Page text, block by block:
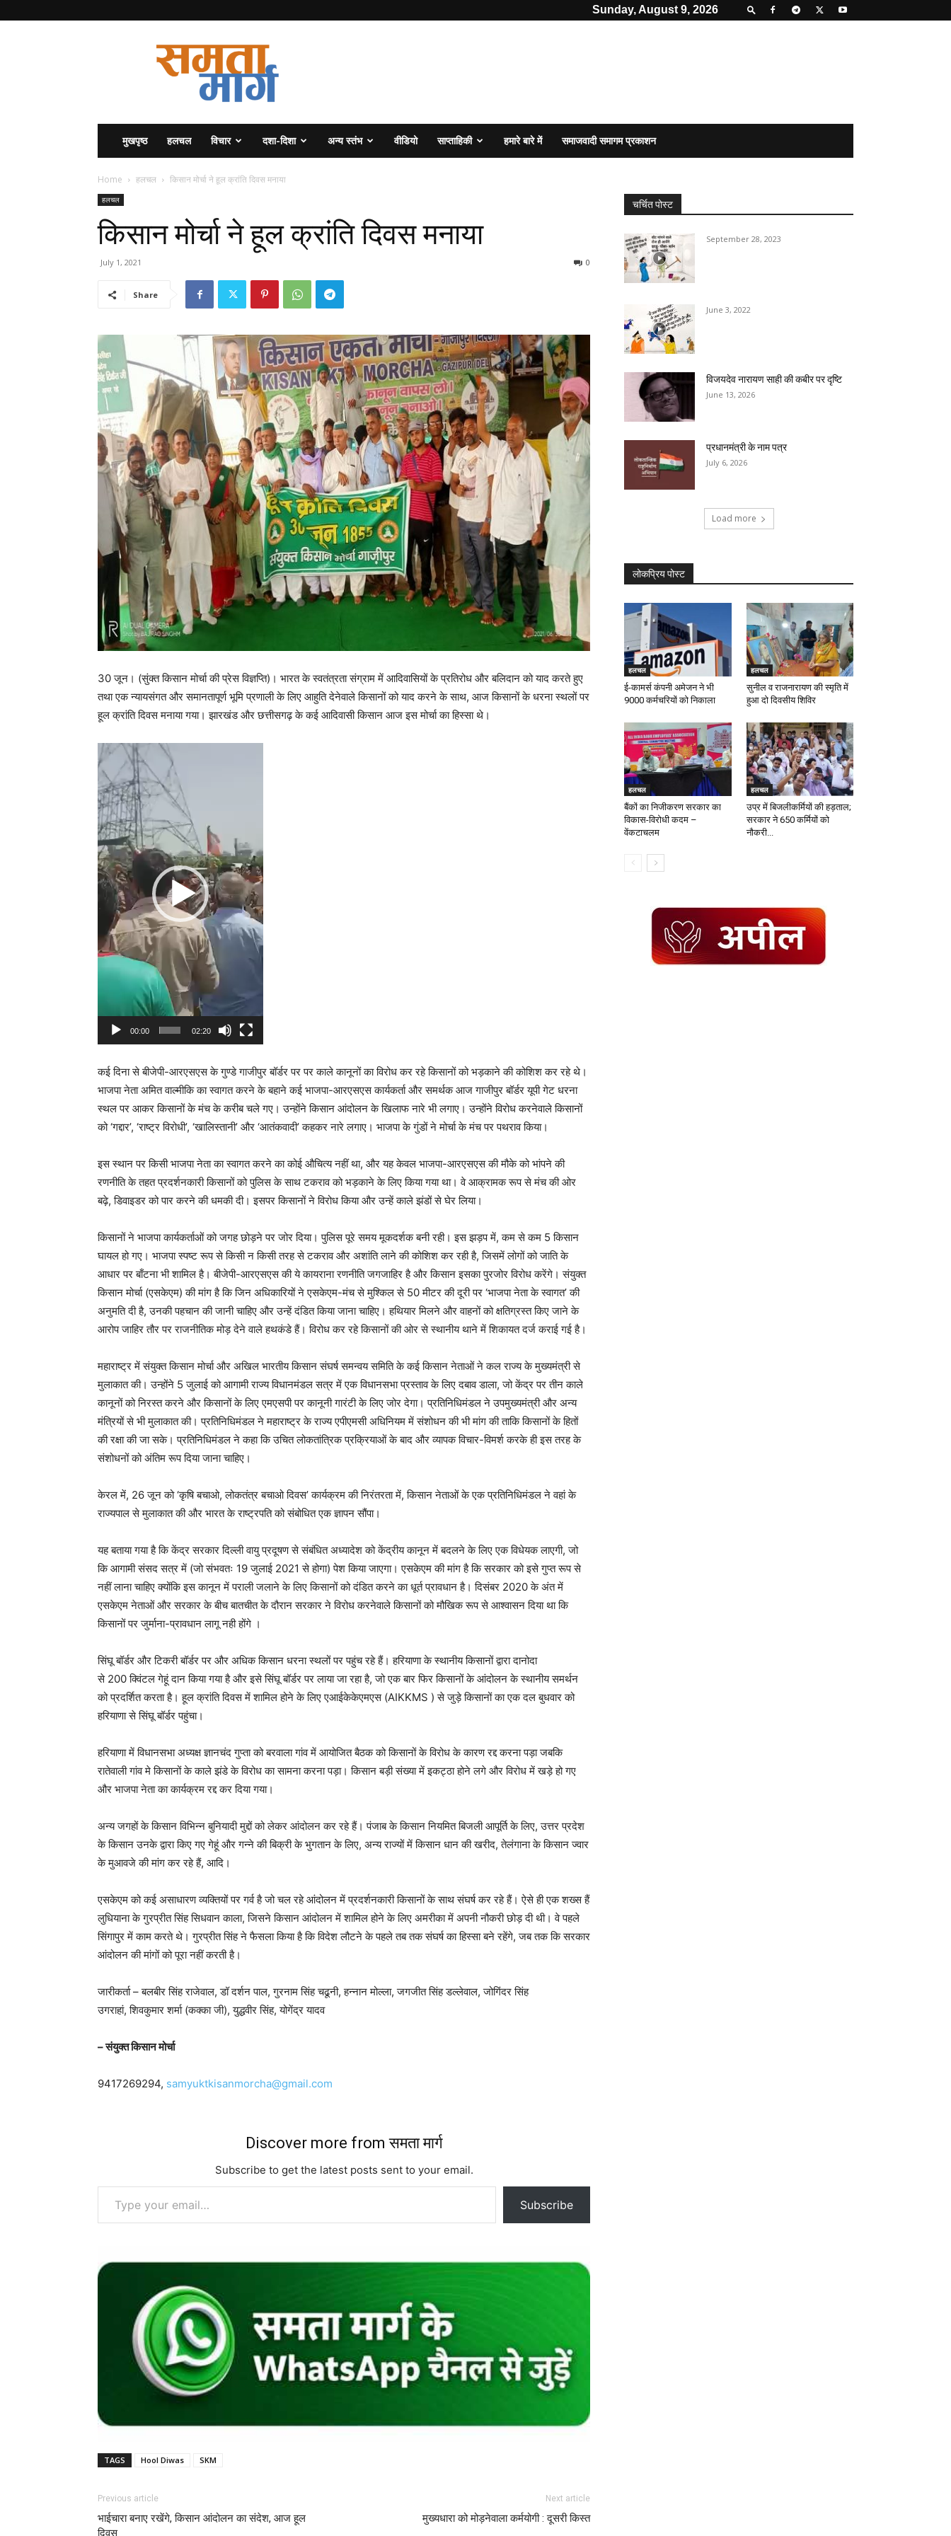
Sunday, August 9, 2026
मुखपृष्ठ हलचल विचार दशा-दिशा अन्य स्तंभ वीडियो साप्ताहिकी हमारे बारे में समाजवादी समागम प्रकाशन
Home हलचल किसान मोर्चा ने हूल क्रांति दिवस मनाया
हलचल
किसान मोर्चा ने हूल क्रांति दिवस मनाया
July 1, 2021 0
Share
30 जून। (सुंक्त किसान मोर्चा की प्रेस विज्ञप्ति)। भारत के स्वतंत्रता संग्राम में आदिवासियों के प्रतिरोध और बलिदान को याद करते हुए
तथा एक न्यायसंगत और समानतापूर्ण भूमि प्रणाली के लिए आहुति देनेवाले किसानों को याद करने के साथ, आज किसानों के धरना स्थलों पर
हूल क्रांति दिवस मनाया गया। झारखंड और छत्तीसगढ़ के कई आदिवासी किसान आज इस मोर्चा का हिस्सा थे।
Video
Player
00:00 02:20
कई दिना से बीजेपी-आरएसएस के गुण्डे गाजीपुर बॉर्डर पर पर काले कानूनों का विरोध कर रहे किसानों को भड़काने की कोशिश कर रहे थे।
भाजपा नेता अमित वाल्मीकि का स्वागत करने के बहाने कई भाजपा-आरएसएस कार्यकर्ता और समर्थक आज गाजीपुर बॉर्डर यूपी गेट धरना
स्थल पर आकर किसानों के मंच के करीब चले गए। उन्होंने किसान आंदोलन के खिलाफ नारे भी लगाए। उन्होंने विरोध करनेवाले किसानों
को ‘गद्दार’, ‘राष्ट्र विरोधी’, ‘खालिस्तानी’ और ‘आतंकवादी’ कहकर नारे लगाए। भाजपा के गुंडों ने मोर्चा के मंच पर पथराव किया।
इस स्थान पर किसी भाजपा नेता का स्वागत करने का कोई औचित्य नहीं था, और यह केवल भाजपा-आरएसएस की मौके को भांपने की
रणनीति के तहत प्रदर्शनकारी किसानों को पुलिस के साथ टकराव को भड़काने के लिए किया गया था। वे आक्रामक रूप से मंच की ओर
बढ़े, डिवाइडर को पार करने की धमकी दी। इसपर किसानों ने विरोध किया और उन्हें काले झंडों से घेर लिया।
किसानों ने भाजपा कार्यकर्ताओं को जगह छोड़ने पर जोर दिया। पुलिस पूरे समय मूकदर्शक बनी रही। इस झड़प में, कम से कम 5 किसान
घायल हो गए। भाजपा स्पष्ट रूप से किसी न किसी तरह से टकराव और अशांति लाने की कोशिश कर रही है, जिसमें लोगों को जाति के
आधार पर बाँटना भी शामिल है। बीजेपी-आरएसएस की ये कायराना रणनीति जगजाहिर है और किसान इसका पुरजोर विरोध करेंगे। संयुक्त
किसान मोर्चा (एसकेएम) की मांग है कि जिन अधिकारियों ने एसकेएम-मंच से मुश्किल से 50 मीटर की दूरी पर ‘भाजपा नेता के स्वागत’ की
अनुमति दी है, उनकी पहचान की जानी चाहिए और उन्हें दंडित किया जाना चाहिए। हथियार मिलने और वाहनों को क्षतिग्रस्त किए जाने के
आरोप जाहिर तौर पर राजनीतिक मोड़ देने वाले हथकंडे हैं। विरोध कर रहे किसानों की ओर से स्थानीय थाने में शिकायत दर्ज कराई गई है।
महाराष्ट्र में संयुक्त किसान मोर्चा और अखिल भारतीय किसान संघर्ष समन्वय समिति के कई किसान नेताओं ने कल राज्य के मुख्यमंत्री से
मुलाकात की। उन्होंने 5 जुलाई को आगामी राज्य विधानमंडल सत्र में एक विधानसभा प्रस्ताव के लिए दबाव डाला, जो केंद्र पर तीन काले
कानूनों को निरस्त करने और किसानों के लिए एमएसपी पर कानूनी गारंटी के लिए जोर देगा। प्रतिनिधिमंडल ने उपमुख्यमंत्री और अन्य
मंत्रियों से भी मुलाकात की। प्रतिनिधिमंडल ने महाराष्ट्र के राज्य एपीएमसी अधिनियम में संशोधन की भी मांग की ताकि किसानों के हितों
की रक्षा की जा सके। प्रतिनिधिमंडल ने कहा कि उचित लोकतांत्रिक प्रक्रियाओं के बाद और व्यापक विचार-विमर्श करके ही इस तरह के
संशोधनों को अंतिम रूप दिया जाना चाहिए।
केरल में, 26 जून को ‘कृषि बचाओ, लोकतंत्र बचाओ दिवस’ कार्यक्रम की निरंतरता में, किसान नेताओं के एक प्रतिनिधिमंडल ने वहां के
राज्यपाल से मुलाकात की और भारत के राष्ट्रपति को संबोधित एक ज्ञापन सौंपा।
यह बताया गया है कि केंद्र सरकार दिल्ली वायु प्रदूषण से संबंधित अध्यादेश को केंद्रीय कानून में बदलने के लिए एक विधेयक लाएगी, जो
कि आगामी संसद सत्र में (जो संभवतः 19 जुलाई 2021 से होगा) पेश किया जाएगा। एसकेएम की मांग है कि सरकार को इसे गुप्त रूप से
नहीं लाना चाहिए क्योंकि इस कानून में पराली जलाने के लिए किसानों को दंडित करने का धूर्त प्रावधान है। दिसंबर 2020 के अंत में
एसकेएम नेताओं और सरकार के बीच बातचीत के दौरान सरकार ने विरोध करनेवाले किसानों को मौखिक रूप से आश्वासन दिया था कि
किसानों पर जुर्माना-प्रावधान लागू नही होंगे ।
सिंघू बॉर्डर और टिकरी बॉर्डर पर और अधिक किसान धरना स्थलों पर पहुंच रहे हैं। हरियाणा के स्थानीय किसानों द्वारा दानोदा
से 200 क्विंटल गेहूं दान किया गया है और इसे सिंघू बॉर्डर पर लाया जा रहा है, जो एक बार फिर किसानों के आंदोलन के स्थानीय समर्थन
को प्रदर्शित करता है। हूल क्रांति दिवस में शामिल होने के लिए एआईकेकेएमएस (AIKKMS ) से जुड़े किसानों का एक दल बुधवार को
हरियाणा से सिंघू बॉर्डर पहुंचा।
हरियाणा में विधानसभा अध्यक्ष ज्ञानचंद गुप्ता को बरवाला गांव में आयोजित बैठक को किसानों के विरोध के कारण रद्द करना पड़ा जबकि
रातेवाली गांव मे किसानों के काले झंडे के विरोध का सामना करना पड़ा। किसान बड़ी संख्या में इकट्ठा होने लगे और विरोध में खड़े हो गए
और भाजपा नेता का कार्यक्रम रद्द कर दिया गया।
अन्य जगहों के किसान विभिन्न बुनियादी मुद्दों को लेकर आंदोलन कर रहे हैं। पंजाब के किसान नियमित बिजली आपूर्ति के लिए, उत्तर प्रदेश
के किसान उनके द्वारा किए गए गेहूं और गन्ने की बिक्री के भुगतान के लिए, अन्य राज्यों में किसान धान की खरीद, तेलंगाना के किसान ज्वार
के मुआवजे की मांग कर रहे हैं, आदि।
एसकेएम को कई असाधारण व्यक्तियों पर गर्व है जो चल रहे आंदोलन में प्रदर्शनकारी किसानों के साथ संघर्ष कर रहे हैं। ऐसे ही एक शख्स हैं
लुधियाना के गुरप्रीत सिंह सिधवान काला, जिसने किसान आंदोलन में शामिल होने के लिए अमरीका में अपनी नौकरी छोड़ दी थी। वे पहले
सिंगापुर में काम करते थे। गुरप्रीत सिंह ने फैसला किया है कि विदेश लौटने के पहले तब तक संघर्ष का हिस्सा बने रहेंगे, जब तक कि सरकार
आंदोलन की मांगों को पूरा नहीं करती है।
जारीकर्ता – बलबीर सिंह राजेवाल, डॉ दर्शन पाल, गुरनाम सिंह चढूनी, हन्नान मोल्ला, जगजीत सिंह डल्लेवाल, जोगिंदर सिंह
उगराहां, शिवकुमार शर्मा (कक्का जी), युद्धवीर सिंह, योगेंद्र यादव
– संयुक्त किसान मोर्चा
9417269294, samyuktkisanmorcha@gmail.com
Discover more from समता मार्ग
Subscribe to get the latest posts sent to your email.
Type your email…
Subscribe
TAGS Hool Diwas SKM
Previous article
‌भाईचारा बनाए रखेंगे, किसान आंदोलन का संदेश, आज हूल
दिवस
Next article
मुख्यधारा को मोड़नेवाला कर्मयोगी : दूसरी किस्त
चर्चित पोस्ट
September 28, 2023
June 3, 2022
विजयदेव नारायण साही की कबीर पर दृष्टि
June 13, 2026
प्रधानमंत्री के नाम पत्र
July 6, 2026
Load more
लोकप्रिय पोस्ट
हलचल
ई-कामर्स कंपनी अमेजन ने भी
9000 कर्मचरियों को निकाला
हलचल
सुनील व राजनारायण की स्मृति में
हुआ दो दिवसीय शिविर
हलचल
बैंकों का निजीकरण सरकार का
विकास-विरोधी कदम –
वेंकटाचलम
हलचल
उप्र में बिजलीकर्मियों की हड़ताल;
सरकार ने 650 कर्मियों को
नौकरी...